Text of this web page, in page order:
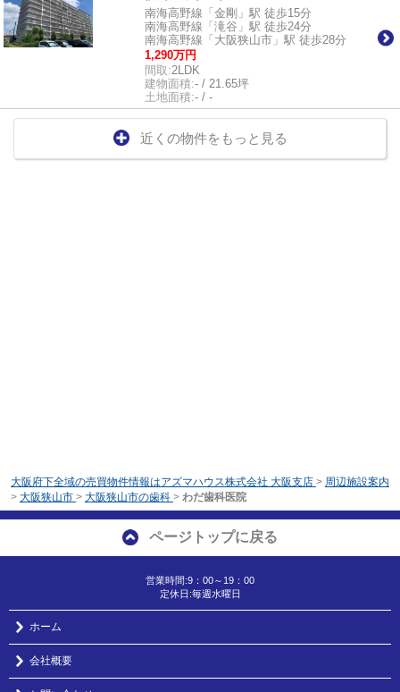
南海高野線「金剛」駅 徒歩15分
南海高野線「滝谷」駅 徒歩24分
南海高野線「大阪狭山市」駅 徒歩28分
1,290万円
間取:2LDK
建物面積:- / 21.65坪
土地面積:- / -
近くの物件をもっと見る
大阪府下全域の売買物件情報はアズマハウス株式会社 大阪支店 > 周辺施設案内
> 大阪狭山市 > 大阪狭山市の歯科 > わだ歯科医院
ページトップに戻る
営業時間:9：00～19：00
定休日:毎週水曜日
ホーム
会社概要